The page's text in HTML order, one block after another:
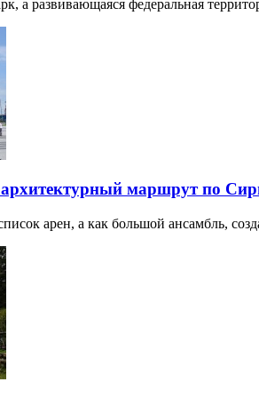
а развивающаяся федеральная
маршрут по
арен, а как большой ансамбль,